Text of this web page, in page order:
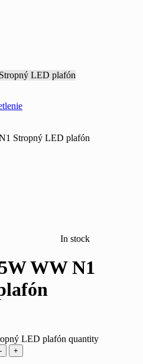
Stropný LED plafón
In stock
WW N1
LED plafón quantity
-
+